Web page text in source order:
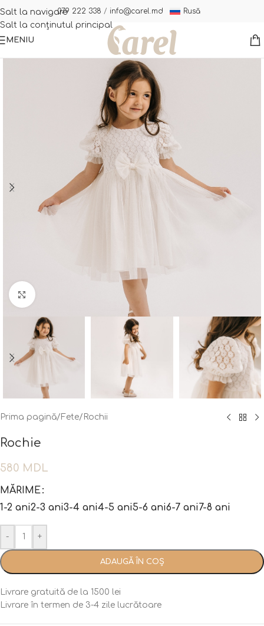
Salt la navigare
Salt la conținutul principal
079 222 338 / info@carel.md Rusă
MENIU
Fă clic pentru a mări
Prima pagină/Fete/ Rochii
Rochie
580 MDL
MĂRIME
1-2 ani2-3 ani3-4 ani4-5 ani5-6 ani6-7 ani7-8 ani
- +
ADAUGĂ ÎN COȘ
Livrare gratuită de la 1500 lei
Livrare în termen de 3-4 zile lucrătoare